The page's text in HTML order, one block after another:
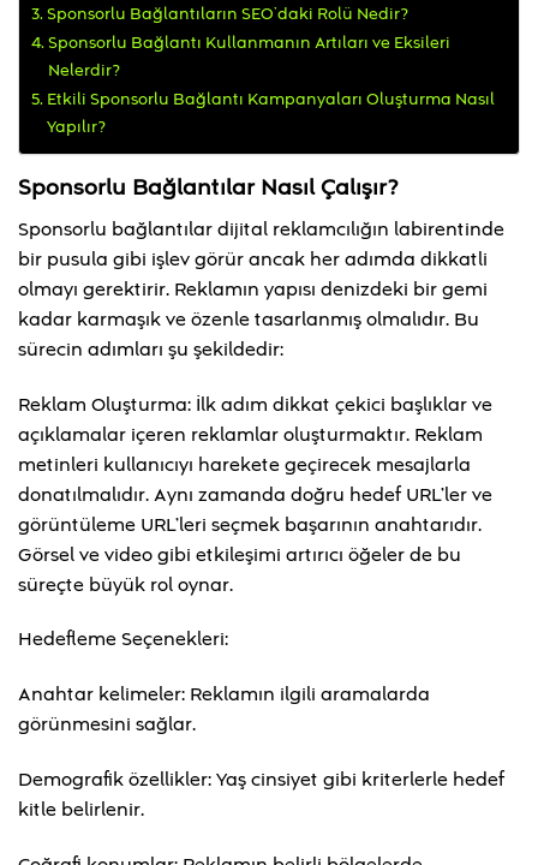
Sponsorlu Bağlantıların SEO’daki Rolü Nedir?
Sponsorlu Bağlantı Kullanmanın Artıları ve Eksileri
Nelerdir?
Etkili Sponsorlu Bağlantı Kampanyaları Oluşturma Nasıl
Yapılır?
Sponsorlu Bağlantılar Nasıl Çalışır?
Sponsorlu bağlantılar dijital reklamcılığın labirentinde
bir pusula gibi işlev görür ancak her adımda dikkatli
olmayı gerektirir. Reklamın yapısı denizdeki bir gemi
kadar karmaşık ve özenle tasarlanmış olmalıdır. Bu
sürecin adımları şu şekildedir:
Reklam Oluşturma: İlk adım dikkat çekici başlıklar ve
açıklamalar içeren reklamlar oluşturmaktır. Reklam
metinleri kullanıcıyı harekete geçirecek mesajlarla
donatılmalıdır. Aynı zamanda doğru hedef URL’ler ve
görüntüleme URL’leri seçmek başarının anahtarıdır.
Görsel ve video gibi etkileşimi artırıcı öğeler de bu
süreçte büyük rol oynar.
Hedefleme Seçenekleri:
Anahtar kelimeler: Reklamın ilgili aramalarda
görünmesini sağlar.
Demografik özellikler: Yaş cinsiyet gibi kriterlerle hedef
kitle belirlenir.